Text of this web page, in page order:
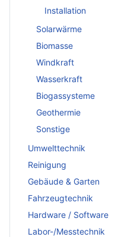
Installation
Solarwärme
Biomasse
Windkraft
Wasserkraft
Biogassysteme
Geothermie
Sonstige
Umwelttechnik
Reinigung
Gebäude & Garten
Fahrzeugtechnik
Hardware / Software
Labor-/Messtechnik